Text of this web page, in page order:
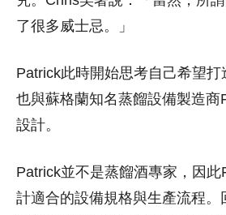
了很多威士忌。」
Patrick此時開始思考自己希望打
也與蘇格蘭知名蒸餾設備製造商
設計。
Patrick並不是蒸餾酒專家，因
計適合的設備規格與生產流程。